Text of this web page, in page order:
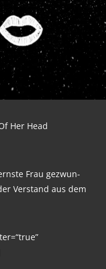
Her Head
Frau gezwun­
Ver­stand aus dem